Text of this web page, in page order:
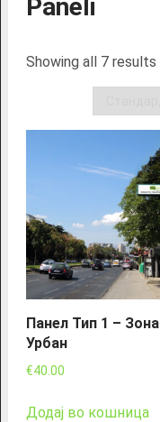
Paneli
Showing all 7 results
Панел Тип 1 – Зона
Урбан
€40.00
Додај во кошница